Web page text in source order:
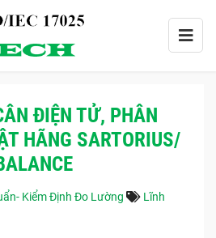
ĐIỆN TỬ, PHÂN
HÃNG SARTORIUS/
Kiểm Định Đo Lường
Lĩnh